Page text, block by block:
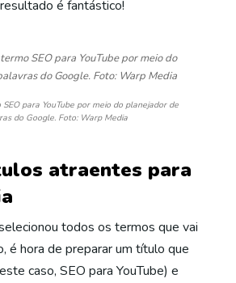
é fantástico!
para YouTube por meio do planejador de
do Google. Foto: Warp Media
atraentes para
todos os termos que vai
é hora de preparar um título que
caso, SEO para YouTube) e